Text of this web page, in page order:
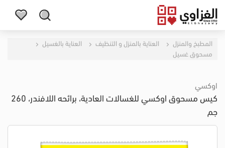
المطبخ والمنزل العناية بالمنزل و التنظيف
العناية بالغسيل
مسحوق غسيل
اوكسي
كيس مسحوق اوكسي للغسالات العادية، برائحه اللافندر، 260
جم